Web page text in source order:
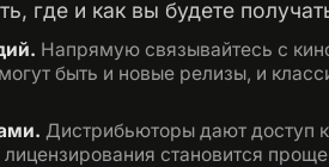
где и как вы будете
Напрямую связывайтесь с
быть и новые релизы, и
Дистрибьюторы дают доступ
становится